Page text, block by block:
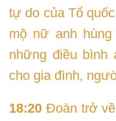
tự do của Tổ
mộ nữ anh hùng
những điều bình
cho gia đình,
18:20 Đoàn trở